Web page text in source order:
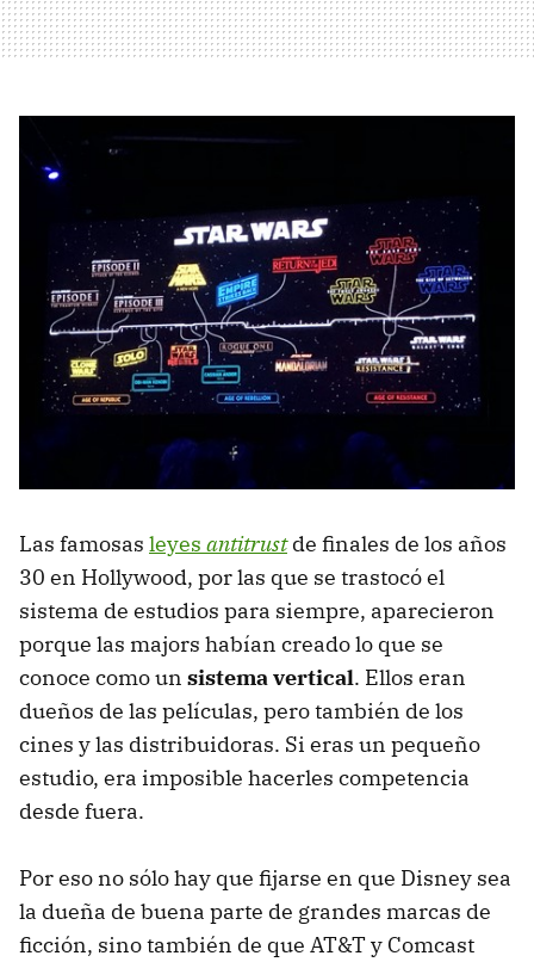
Las famosas leyes antitrustde finales de los años
30 en Hollywood, por las que se trastocó el
sistema de estudios para siempre, aparecieron
porque las majors habían creado lo que se
conoce como un sistema vertical. Ellos eran
dueños de las películas, pero también de los
cines y las distribuidoras. Si eras un pequeño
estudio, era imposible hacerles competencia
desde fuera.
Por eso no sólo hay que fijarse en que Disney sea
la dueña de buena parte de grandes marcas de
ficción, sino también de que AT&T y Comcast